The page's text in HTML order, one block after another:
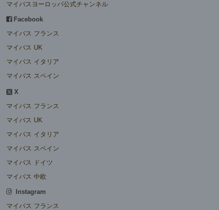
マイバスヨーロッパ公式チャンネル
Facebook
マイバス フランス
マイバス UK
マイバス イタリア
マイバス スペイン
X
マイバス フランス
マイバス UK
マイバス イタリア
マイバス スペイン
マイバス ドイツ
マイバス 中欧
Instagram
マイバス フランス